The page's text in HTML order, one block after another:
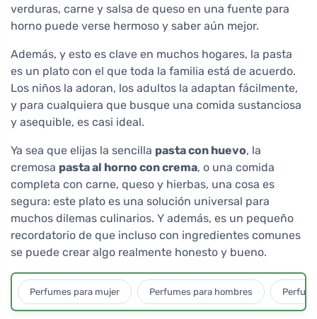
verduras, carne y salsa de queso en una fuente para
horno puede verse hermoso y saber aún mejor.
Además, y esto es clave en muchos hogares, la pasta
es un plato con el que toda la familia está de acuerdo.
Los niños la adoran, los adultos la adaptan fácilmente,
y para cualquiera que busque una comida sustanciosa
y asequible, es casi ideal.
Ya sea que elijas la sencilla pasta con huevo, la
cremosa pasta al horno con crema, o una comida
completa con carne, queso y hierbas, una cosa es
segura: este plato es una solución universal para
muchos dilemas culinarios. Y además, es un pequeño
recordatorio de que incluso con ingredientes comunes
se puede crear algo realmente honesto y bueno.
Perfumes para mujer Perfumes para hombres